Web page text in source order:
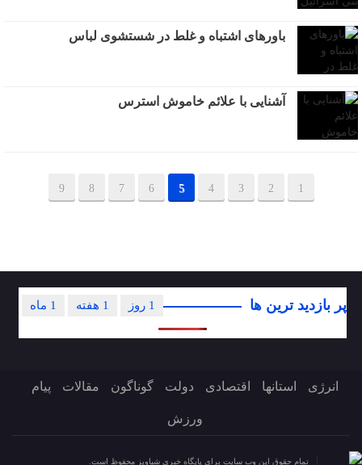
باورهای اشتباه و غلط در شستشوی لباس
آشنایی با علائم خاموش استرس
1
2
3
4
5
6
7
8
9
پر بازدید ترین ها 1 ماه 1 هفته 1 روز
انرژی استانها اقتصادی دولت گوناگون مقالات پیام
ورزش
تمام حقوق این وب سایت برای پایگاه خبری شباویز محفوظ است.